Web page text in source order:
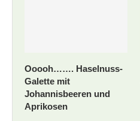
Ooooh……. Haselnuss-
Galette mit
Johannisbeeren und
Aprikosen